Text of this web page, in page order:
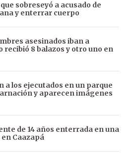
sobreseyó a acusado de
y enterrar cuerpo
asesinados iban a
recibió 8 balazos y otro uno en
a los ejecutados en un parque
y aparecen imágenes
de 14 años enterrada en una
Caazapá